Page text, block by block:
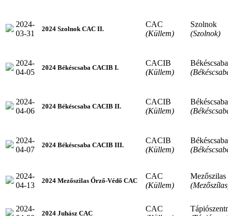
2024-
03-31
2024 Szolnok CAC II.
CAC
(Küllem)
Szolnok
(Szolnok)
2024-
04-05
2024 Békéscsaba CACIB I.
CACIB
(Küllem)
Békéscsaba
2024-
04-06
2024 Békéscsaba CACIB II.
CACIB
(Küllem)
Békéscsaba
2024-
04-07
2024 Békéscsaba CACIB III.
CACIB
(Küllem)
Békéscsaba
2024-
04-13
2024 Mezőszilas Őrző-Védő CAC
CAC
(Küllem)
Mezőszilas
2024-
2024 Juhász CAC
CAC